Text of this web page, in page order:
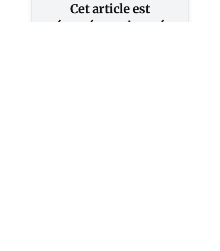
Cet article est
réservé aux abonnés